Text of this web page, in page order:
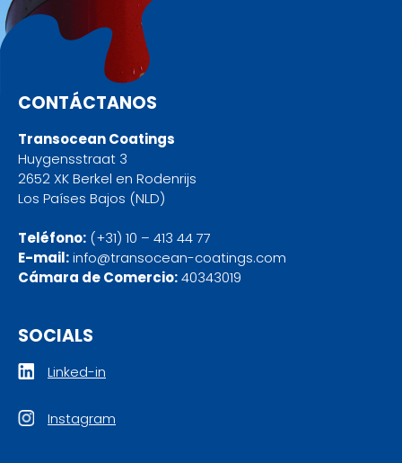
CONTÁCTANOS
Transocean Coatings
Huygensstraat 3
2652 XK Berkel en Rodenrijs
Los Países Bajos (NLD)
Teléfono: (+31) 10 – 413 44 77
E-mail:info@transocean-coatings.com
Cámara de Comercio:40343019
SOCIALS
Linked-in
Instagram